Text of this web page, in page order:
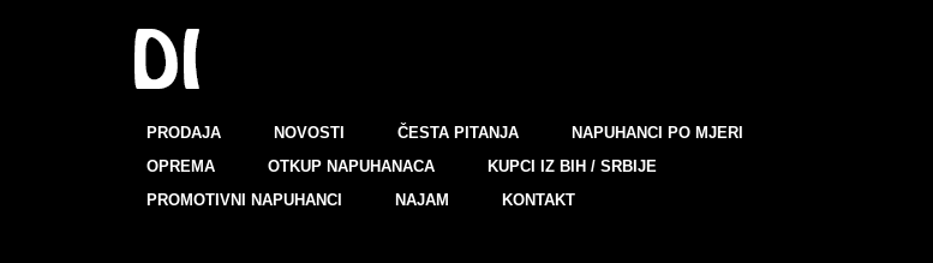
PRODAJA NOVOSTI ČESTA PITANJA
NAPUHANCI PO MJERI
OPREMA
OTKUP NAPUHANACA
KUPCI IZ BIH / SRBIJE
PROMOTIVNI NAPUHANCI
NAJAM KONTAKT